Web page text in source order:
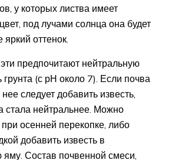
у которых листва имеет
под лучами солнца она будет
яркий оттенок.
предпочитают нейтральную
грунта (с рН около 7). Если почва
следует добавить известь,
стала нейтральнее. Можно
при осенней перекопке, либо
добавить известь в
яму. Состав почвенной смеси,